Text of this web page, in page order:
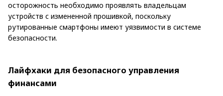
осторожность необходимо проявлять владельцам
устройств с измененной прошивкой, поскольку
рутированные смартфоны имеют уязвимости в системе
безопасности.
Лайфхаки для безопасного управления
финансами